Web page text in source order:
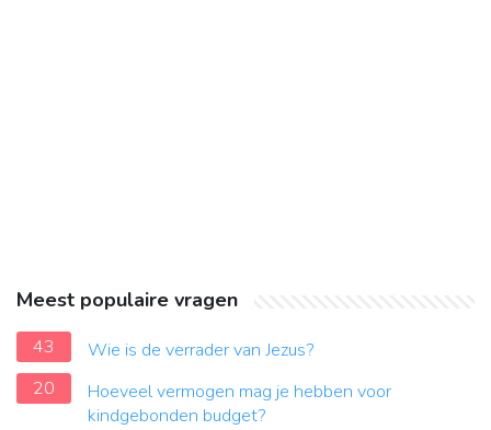
Meest populaire vragen
43
Wie is de verrader van Jezus?
20
Hoeveel vermogen mag je hebben voor
kindgebonden budget?